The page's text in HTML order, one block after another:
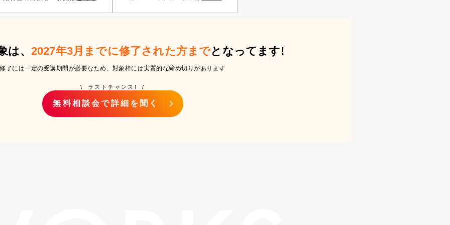
は、 2027年3月までに修了された方までとなってます!
修了には一定の受講期間が必要なため、 対象枠には実質的な締め切りがあります
\ ラストチャンス! /
無料相談会で詳細を聞く